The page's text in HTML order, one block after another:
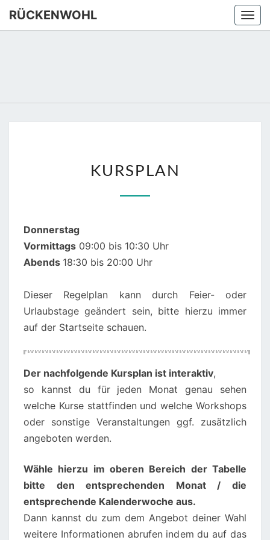
Skip
RÜCKENWOHL
KURSPLAN
Donnerstag
Vormittags 09:00 bis 10:30 Uhr
Abends 18:30 bis 20:00 Uhr
Dieser Regelplan kann durch Feier- oder
Urlaubstage geändert sein, bitte hierzu immer
auf der Startseite schauen.
Der nachfolgende Kursplan ist interaktiv,
so kannst du für jeden Monat genau sehen
welche Kurse stattfinden und welche Workshops
oder sonstige Veranstaltungen ggf. zusätzlich
angeboten werden.
Wähle hierzu im oberen Bereich der Tabelle
bitte den entsprechenden Monat / die
entsprechende Kalenderwoche aus.
Dann kannst du zum dem Angebot deiner Wahl
weitere Informationen abrufen indem du auf das
00:00
02:00
03:00
04:00